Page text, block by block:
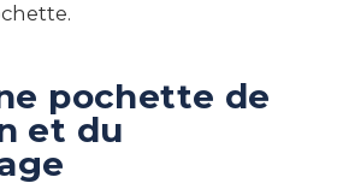
pochette de
et du